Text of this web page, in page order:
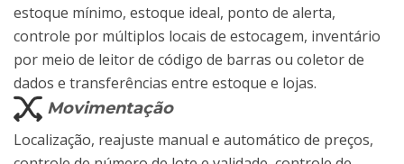
estoque mínimo, estoque ideal, ponto de alerta,
controle por múltiplos locais de estocagem, inventário
por meio de leitor de código de barras ou coletor de
dados e transferências entre estoque e lojas.
Movimentação
Localização, reajuste manual e automático de preços,